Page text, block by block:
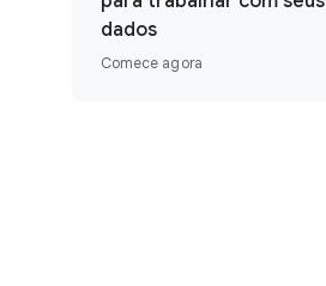
dados
Comece agora